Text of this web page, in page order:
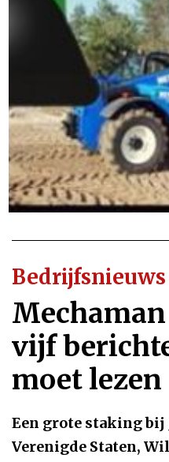
Bedrijfsnieuws
vijf
moet lezen
Een grote staking bij
Verenigde Staten,